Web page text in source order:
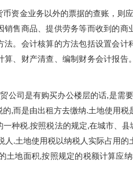
资金业务以外的票据的查账，则
销售商品、提供劳务等而收到的
法。会计核算的方法包括设置会
算、财产清查、编制财务会计报
公司是有购买办公楼层的话,是需
,而是由出租方去缴纳.土地使用
种税.按照税法的规定,在城市、
人.土地使用税以纳税人实际占用
土地面积,按照规定的税额计算应